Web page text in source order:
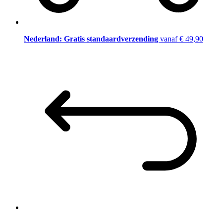
Nederland: Gratis standaardverzending vanaf € 49,90